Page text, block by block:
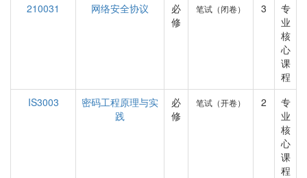
210031
网络安全协议
必
修
笔试（闭卷） 3
专
业
核
心
课
程
IS3003
密码工程原理与实
践
必
修
笔试（开卷） 2
专
业
核
心
课
程